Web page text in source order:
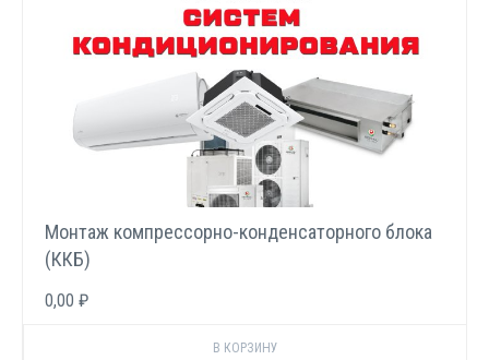
Монтаж компрессорно-конденсаторного блока
(ККБ)
0,00 ₽